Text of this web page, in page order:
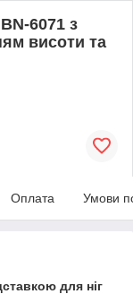
6071 з
висоти та
Оплата Умови
для ніг